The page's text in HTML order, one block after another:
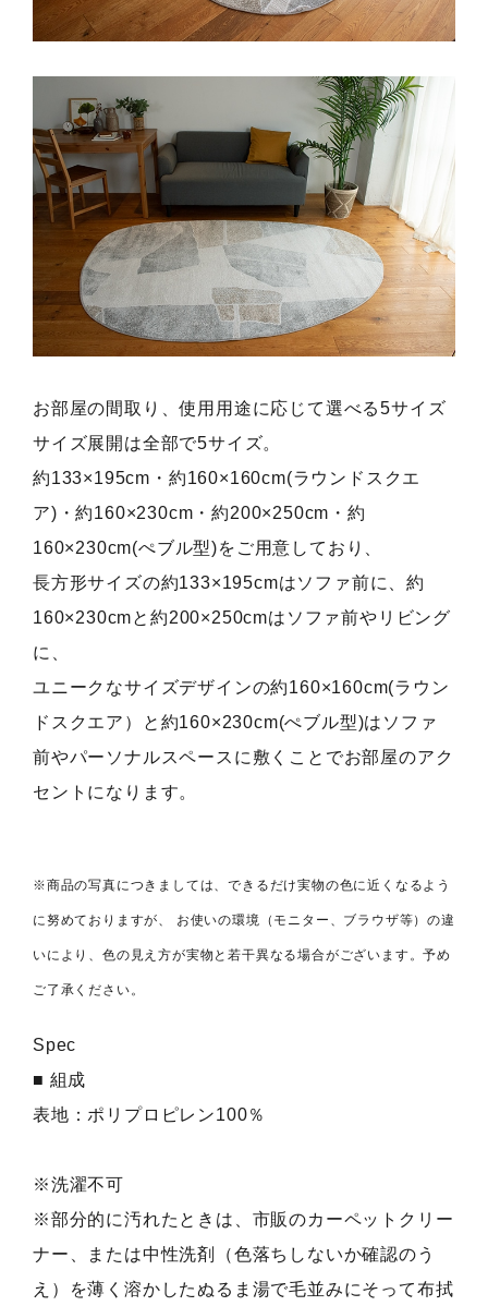
お部屋の間取り、使用用途に応じて選べる5サイズ
サイズ展開は全部で5サイズ。
約133×195cm・約160×160cm(ラウンドスクエ
ア)・約160×230cm・約200×250cm・約
160×230cm(ぺブル型)をご用意しており、
長方形サイズの約133×195cmはソファ前に、約
160×230cmと約200×250cmはソファ前やリビング
に、
ユニークなサイズデザインの約160×160cm(ラウン
ドスクエア）と約160×230cm(ぺブル型)はソファ
前やパーソナルスペースに敷くことでお部屋のアク
セントになります。
※商品の写真につきましては、できるだけ実物の色に近くなるよう
に努めておりますが、 お使いの環境（モニター、ブラウザ等）の違
いにより、色の見え方が実物と若干異なる場合がございます。予め
ご了承ください。
Spec
■ 組成
表地：ポリプロピレン100％
※洗濯不可
※部分的に汚れたときは、市販のカーペットクリー
ナー、または中性洗剤（色落ちしないか確認のう
え）を薄く溶かしたぬるま湯で毛並みにそって布拭